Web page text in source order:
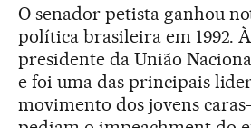
O senador petista ganhou
política brasileira em 1992.
presidente da União
e foi uma das principais
movimento dos jovens